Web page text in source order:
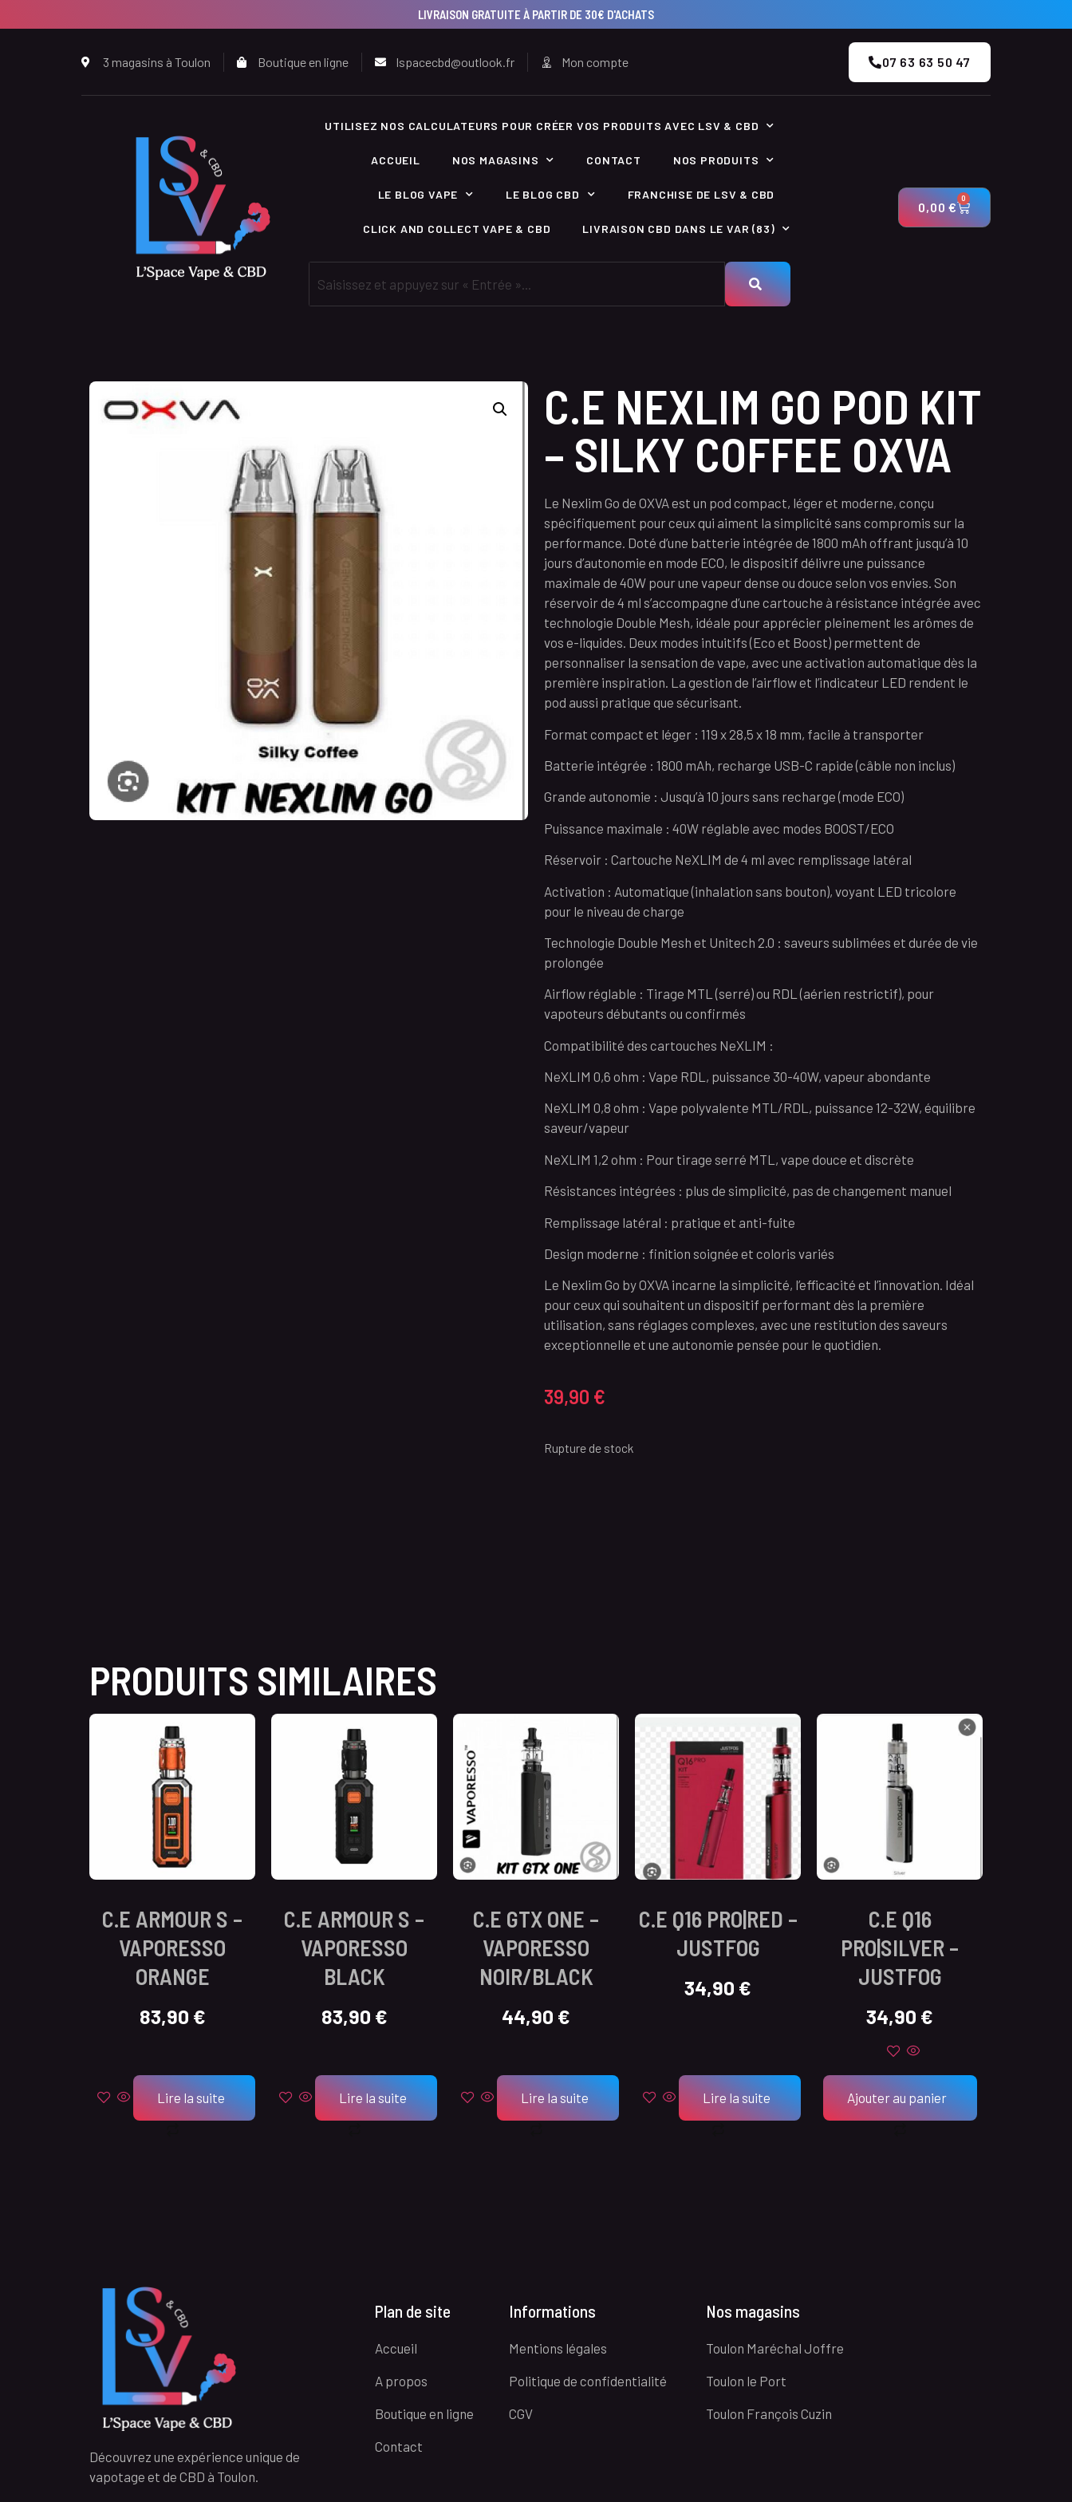
LIVRAISON GRATUITE À PARTIR DE 30€ D'ACHATS
3 magasins à Toulon Boutique en ligne lspacecbd@outlook.fr Mon compte 07 63 63 50 47
UTILISEZ NOS CALCULATEURS POUR CRÉER VOS PRODUITS AVEC LSV & CBD
ACCUEIL NOS MAGASINS CONTACT NOS PRODUITS
LE BLOG VAPE LE BLOG CBD FRANCHISE DE LSV & CBD
CLICK AND COLLECT VAPE & CBD LIVRAISON CBD DANS LE VAR (83)
0,00€
0
C.E NEXLIM GO POD KIT
– SILKY COFFEE OXVA
Le Nexlim Go de OXVA est un pod compact, léger et moderne, conçu
spécifiquement pour ceux qui aiment la simplicité sans compromis sur la
performance. Doté d’une batterie intégrée de 1800 mAh offrant jusqu’à 10
jours d’autonomie en mode ECO, le dispositif délivre une puissance
maximale de 40W pour une vapeur dense ou douce selon vos envies. Son
réservoir de 4 ml s’accompagne d’une cartouche à résistance intégrée avec
technologie Double Mesh, idéale pour apprécier pleinement les arômes de
vos e-liquides. Deux modes intuitifs (Eco et Boost) permettent de
personnaliser la sensation de vape, avec une activation automatique dès la
première inspiration. La gestion de l’airflow et l’indicateur LED rendent le
pod aussi pratique que sécurisant.
Format compact et léger : 119 x 28,5 x 18 mm, facile à transporter
Batterie intégrée : 1800 mAh, recharge USB-C rapide (câble non inclus)
Grande autonomie : Jusqu’à 10 jours sans recharge (mode ECO)
Puissance maximale : 40W réglable avec modes BOOST/ECO
Réservoir : Cartouche NeXLIM de 4 ml avec remplissage latéral
Activation : Automatique (inhalation sans bouton), voyant LED tricolore
pour le niveau de charge
Technologie Double Mesh et Unitech 2.0 : saveurs sublimées et durée de vie
prolongée
Airflow réglable : Tirage MTL (serré) ou RDL (aérien restrictif), pour
vapoteurs débutants ou confirmés
Compatibilité des cartouches NeXLIM :
NeXLIM 0,6 ohm : Vape RDL, puissance 30-40W, vapeur abondante
NeXLIM 0,8 ohm : Vape polyvalente MTL/RDL, puissance 12-32W, équilibre
saveur/vapeur
NeXLIM 1,2 ohm : Pour tirage serré MTL, vape douce et discrète
Résistances intégrées : plus de simplicité, pas de changement manuel
Remplissage latéral : pratique et anti-fuite
Design moderne : finition soignée et coloris variés
Le Nexlim Go by OXVA incarne la simplicité, l’efficacité et l’innovation. Idéal
pour ceux qui souhaitent un dispositif performant dès la première
utilisation, sans réglages complexes, avec une restitution des saveurs
exceptionnelle et une autonomie pensée pour le quotidien.
39,90 €
Rupture de stock
PRODUITS SIMILAIRES
C.E ARMOUR S –
VAPORESSO
ORANGE
83,90 €
Lire la suite
C.E ARMOUR S –
VAPORESSO
BLACK
83,90 €
Lire la suite
C.E GTX ONE –
VAPORESSO
NOIR/BLACK
44,90 €
Lire la suite
C.E Q16 PRO|RED –
JUSTFOG
34,90 €
Lire la suite
C.E Q16
PRO|SILVER –
JUSTFOG
34,90 €
Ajouter au panier
Découvrez une expérience unique de
vapotage et de CBD à Toulon.
Plan de site
Accueil
A propos
Boutique en ligne
Contact
Informations
Mentions légales
Politique de confidentialité
CGV
Nos magasins
Toulon Maréchal Joffre
Toulon le Port
Toulon François Cuzin